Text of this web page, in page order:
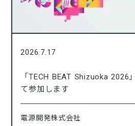
2026.7.17
「TECH BEAT Shizuoka 2026
て参加します
電源開発株式会社